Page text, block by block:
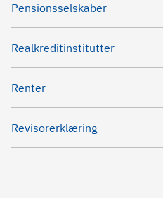
Pensionsselskaber
Realkreditinstitutter
Renter
Revisorerklæring